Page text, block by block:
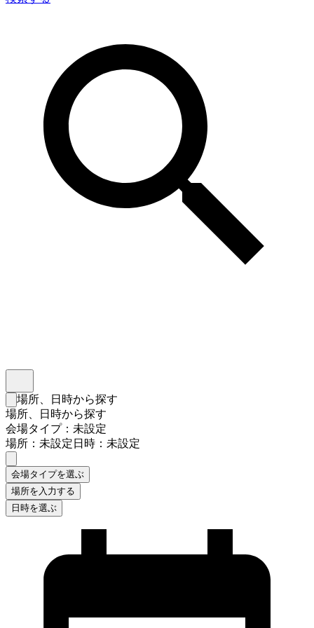
検索フォームを閉じる
場所、日時から探す
場所、日時から探す
会場タイプ：未設定
場所：未設定日時：未設定
会場タイプを選ぶ
場所を入力する
日時を選ぶ